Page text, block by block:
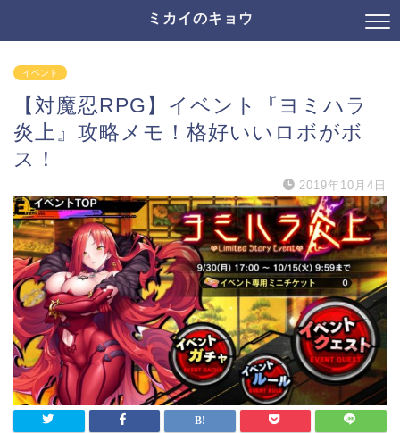
ミカイのキョウ
イベント
【対魔忍RPG】イベント『ヨミハラ
炎上』攻略メモ！格好いいロボがボ
ス！
2019年10月4日